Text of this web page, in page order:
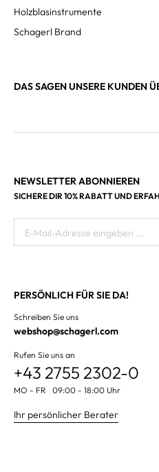
Holzblasinstrumente
Schagerl Brand
DAS SAGEN UNSERE KUNDEN
NEWSLETTER ABONNIEREN
SICHERE DIR 10% RABATT UND
E-Mail-Adresse eingeben ...
PERSÖNLICH FÜR SIE DA!
Schreiben Sie uns
webshop@schagerl.com
Rufen Sie uns an
+43 2755 2302-0
MO - FR 09:00 - 18:00 Uhr
Ihr persönlicher Berater